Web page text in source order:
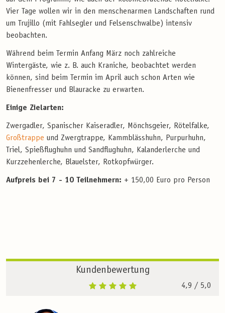
Vier Tage wollen wir in den menschenarmen Landschaften rund
um Trujillo (mit Fahlsegler und Felsenschwalbe) intensiv
beobachten.
Während beim Termin Anfang März noch zahlreiche
Wintergäste, wie z. B. auch Kraniche, beobachtet werden
können, sind beim Termin im April auch schon Arten wie
Bienenfresser und Blauracke zu erwarten.
Einige Zielarten:
Zwergadler, Spanischer Kaiseradler, Mönchsgeier, Rötelfalke,
Großtrappe und Zwergtrappe, Kammblässhuhn, Purpurhuhn,
Triel, Spießflughuhn und Sandflughuhn, Kalanderlerche und
Kurzzehenlerche, Blauelster, Rotkopfwürger.
Aufpreis bei 7 - 10 Teilnehmern: + 150,00 Euro pro Person
Kundenbewertung
4,9 / 5,0